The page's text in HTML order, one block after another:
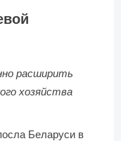
расширить
хозяйства
Беларуси в